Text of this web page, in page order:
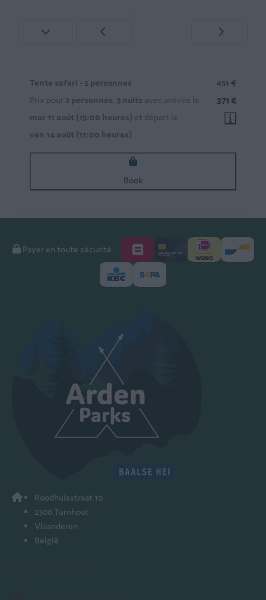
451 €
371 €
Tente safari - 5 personnes
Prix pour 2 personnes, 3 nuits avec arrivée le
mar 11 août (15:00 heures) et départ le
ven 14 août (11:00 heures)
Book
Payer en toute sécurité
Roodhuisstraat 10
2300 Turnhout
Vlaanderen
België